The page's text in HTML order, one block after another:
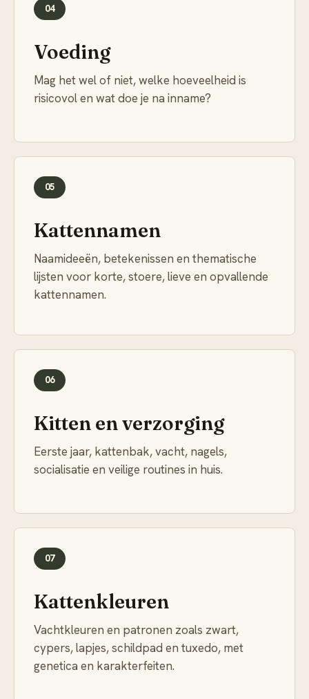
04
Voeding
Mag het wel of niet, welke hoeveelheid is
risicovol en wat doe je na inname?
05
Kattennamen
Naamideeën, betekenissen en thematische
lijsten voor korte, stoere, lieve en opvallende
kattennamen.
06
Kitten en verzorging
Eerste jaar, kattenbak, vacht, nagels,
socialisatie en veilige routines in huis.
07
Kattenkleuren
Vachtkleuren en patronen zoals zwart,
cypers, lapjes, schildpad en tuxedo, met
genetica en karakterfeiten.